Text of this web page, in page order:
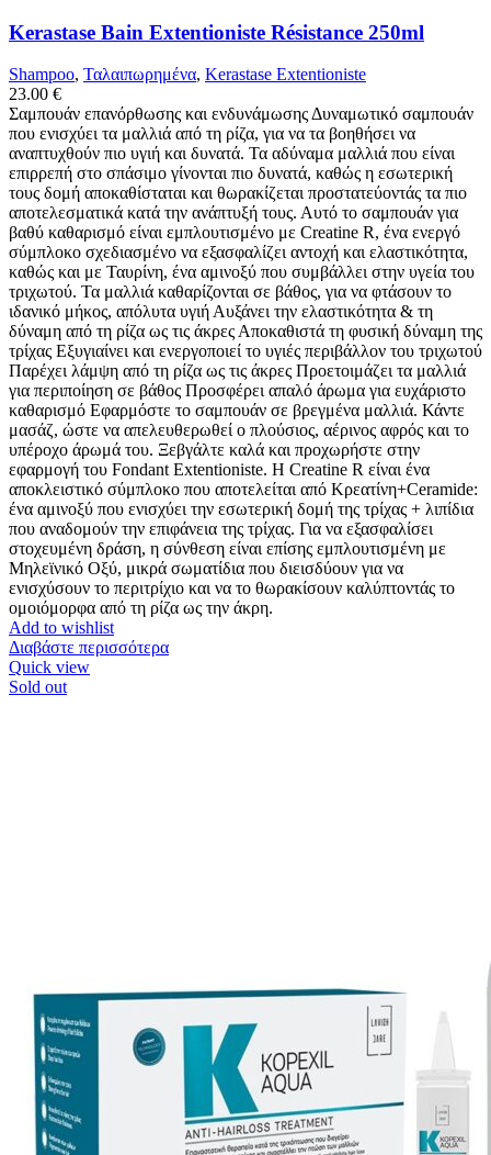
Kerastase Bain Extentioniste Résistance 250ml
Shampoo, Ταλαιπωρημένα, Kerastase Extentioniste
23.00 €
Σαμπουάν επανόρθωσης και ενδυνάμωσης Δυναμωτικό σαμπουάν
που ενισχύει τα μαλλιά από τη ρίζα, για να τα βοηθήσει να
αναπτυχθούν πιο υγιή και δυνατά. Τα αδύναμα μαλλιά που είναι
επιρρεπή στο σπάσιμο γίνονται πιο δυνατά, καθώς η εσωτερική
τους δομή αποκαθίσταται και θωρακίζεται προστατεύοντάς τα πιο
αποτελεσματικά κατά την ανάπτυξή τους. Αυτό το σαμπουάν για
βαθύ καθαρισμό είναι εμπλουτισμένο με Creatine R, ένα ενεργό
σύμπλοκο σχεδιασμένο να εξασφαλίζει αντοχή και ελαστικότητα,
καθώς και με Ταυρίνη, ένα αμινοξύ που συμβάλλει στην υγεία του
τριχωτού. Τα μαλλιά καθαρίζονται σε βάθος, για να φτάσουν το
ιδανικό μήκος, απόλυτα υγιή Αυξάνει την ελαστικότητα & τη
δύναμη από τη ρίζα ως τις άκρες Αποκαθιστά τη φυσική δύναμη της
τρίχας Εξυγιαίνει και ενεργοποιεί το υγιές περιβάλλον του τριχωτού
Παρέχει λάμψη από τη ρίζα ως τις άκρες Προετοιμάζει τα μαλλιά
για περιποίηση σε βάθος Προσφέρει απαλό άρωμα για ευχάριστο
καθαρισμό Εφαρμόστε το σαμπουάν σε βρεγμένα μαλλιά. Κάντε
μασάζ, ώστε να απελευθερωθεί ο πλούσιος, αέρινος αφρός και το
υπέροχο άρωμά του. Ξεβγάλτε καλά και προχωρήστε στην
εφαρμογή του Fondant Extentioniste. Η Creatine R είναι ένα
αποκλειστικό σύμπλοκο που αποτελείται από Κρεατίνη+Ceramide:
ένα αμινοξύ που ενισχύει την εσωτερική δομή της τρίχας + λιπίδια
που αναδομούν την επιφάνεια της τρίχας. Για να εξασφαλίσει
στοχευμένη δράση, η σύνθεση είναι επίσης εμπλουτισμένη με
Μηλεϊνικό Οξύ, μικρά σωματίδια που διεισδύουν για να
ενισχύσουν το περιτρίχιο και να το θωρακίσουν καλύπτοντάς το
ομοιόμορφα από τη ρίζα ως την άκρη.
Add to wishlist
Διαβάστε περισσότερα
Quick view
Sold out